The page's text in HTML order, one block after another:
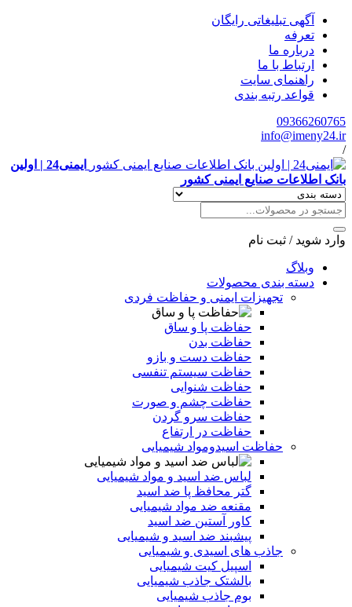
آگهی تبلیغاتی رایگان
تعرفه
درباره ما
ارتباط با ما
راهنمای سایت
قواعد رتبه بندی
09366260765
info@imeny24.ir
/
ایمنی24 | اولین
بانک اطلاعات صنایع ایمنی کشور
وارد شوید / ثبت نام
وبلاگ
دسته بندی محصولات
تجهیزات ایمنی و حفاظت فردی
حفاظت پا و ساق
حفاظت بدن
حفاظت دست و بازو
حفاظت سیستم تنفسی
حفاظت شنوایی
حفاظت چشم و صورت
حفاظت سرو گردن
حفاظت در ارتفاع
حفاظت اسیدومواد شیمیایی
لباس ضد اسید و مواد شیمیایی
گتر محافظ پا ضد اسید
مقنعه ضد مواد شیمیایی
کاور آستین ضد اسید
پیشبند ضد اسید و شیمیایی
جاذب های اسیدی و شیمیایی
اسپیل کیت شیمیایی
بالشتک جاذب شیمیایی
بوم جاذب شیمیایی